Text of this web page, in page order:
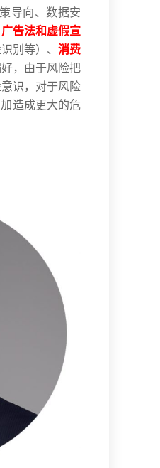
导向、数据安
广告法和虚假宣
别等）、 消费
，由于风险把
识，对于风险
造成更大的危